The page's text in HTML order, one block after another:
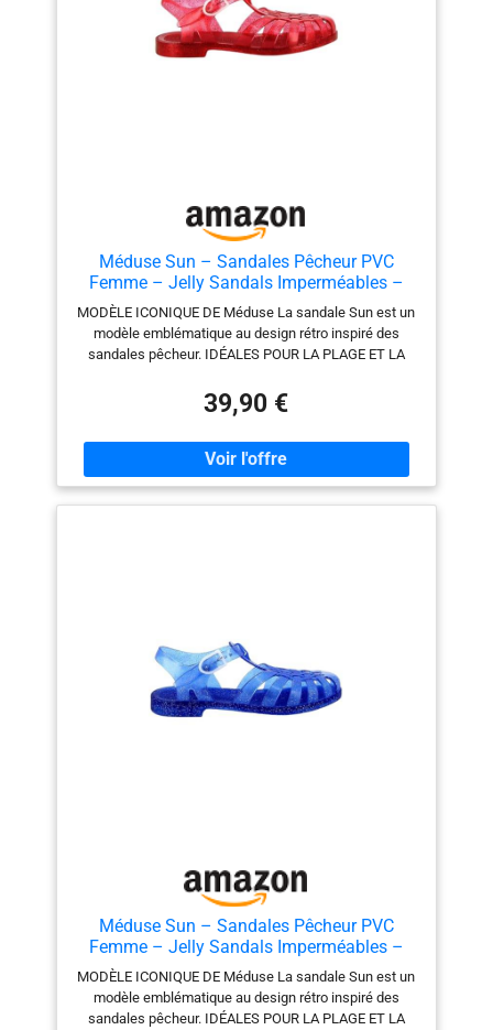
Méduse Sun – Sandales Pêcheur PVC
Femme – Jelly Sandals Imperméables –
Sandales Plage Piscine – Légères (Rouge
pailleté, Système Taille Chaussures EU,
Adulte, Femme, Numérique, Moyen, 41)
MODÈLE ICONIQUE DE Méduse La sandale Sun est un
modèle emblématique au design rétro inspiré des
sandales pêcheur. IDÉALES POUR LA PLAGE ET LA
pour la plage, la piscine ou les vacances d’été.
LÉGÈRES ET CONFORTABLES Fabriquées en PVC
souple, elles offrent légèreté et confort tout au long de
la journée. FACILES À ENFILER Fermeture avec boucle
réglable pour un bon maintien du pied. COLORIS FLUO
ET PAILLETÉS Disponibles en plusieurs couleurs
39,90 €
Méduse Sun – Sandales Pêcheur PVC
Femme – Jelly Sandals Imperméables –
Sandales Plage Piscine – Légères (Bleu
pailleté, Système Taille Chaussures EU,
Adulte, Femme, Numérique, Moyen, 37)
MODÈLE ICONIQUE DE Méduse La sandale Sun est un
modèle emblématique au design rétro inspiré des
sandales pêcheur. IDÉALES POUR LA PLAGE ET LA